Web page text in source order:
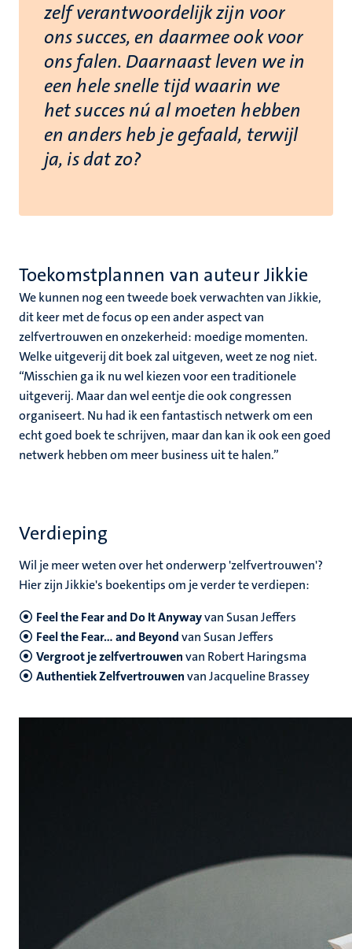
zelf verantwoordelijk zijn voor
ons succes, en daarmee ook voor
ons falen. Daarnaast leven we in
een hele snelle tijd waarin we
het succes nú al moeten hebben
en anders heb je gefaald, terwijl
ja, is dat zo?
Toekomstplannen van auteur Jikkie
We kunnen nog een tweede boek verwachten van Jikkie,
dit keer met de focus op een ander aspect van
zelfvertrouwen en onzekerheid: moedige momenten.
Welke uitgeverij dit boek zal uitgeven, weet ze nog niet.
“Misschien ga ik nu wel kiezen voor een traditionele
uitgeverij. Maar dan wel eentje die ook congressen
organiseert. Nu had ik een fantastisch netwerk om een
echt goed boek te schrijven, maar dan kan ik ook een goed
netwerk hebben om meer business uit te halen.”
Verdieping
Wil je meer weten over het onderwerp 'zelfvertrouwen'?
Hier zijn Jikkie's boekentips om je verder te verdiepen:
Feel the Fear and Do It Anywayvan Susan Jeffers
Feel the Fear... and Beyondvan Susan Jeffers
Vergroot je zelfvertrouwenvan Robert Haringsma
Authentiek Zelfvertrouwenvan Jacqueline Brassey